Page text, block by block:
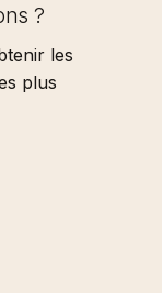
?
les
plus